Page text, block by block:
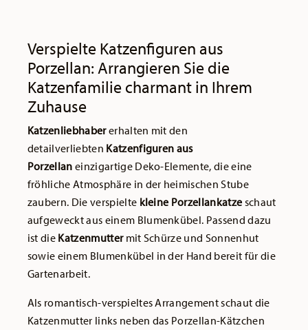
Verspielte Katzenfiguren aus
Porzellan: Arrangieren Sie die
Katzenfamilie charmant in Ihrem
Zuhause
Katzenliebhabererhalten mit den
detailverliebten Katzenfiguren aus
Porzellan einzigartige Deko-Elemente, die eine
fröhliche Atmosphäre in der heimischen Stube
zaubern. Die verspielte kleine Porzellankatze schaut
aufgeweckt aus einem Blumenkübel. Passend dazu
ist die Katzenmutter mit Schürze und Sonnenhut
sowie einem Blumenkübel in der Hand bereit für die
Gartenarbeit.
Als romantisch-verspieltes Arrangement schaut die
Katzenmutter links neben das Porzellan-Kätzchen